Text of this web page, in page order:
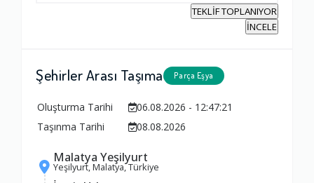
TEKLİF TOPLANIYOR
İNCELE
Şehirler Arası Taşıma Parça Eşya
Oluşturma Tarihi
06.08.2026 - 12:47:21
Taşınma Tarihi
08.08.2026
Malatya Yeşilyurt
Yeşilyurt, Malatya, Türkiye